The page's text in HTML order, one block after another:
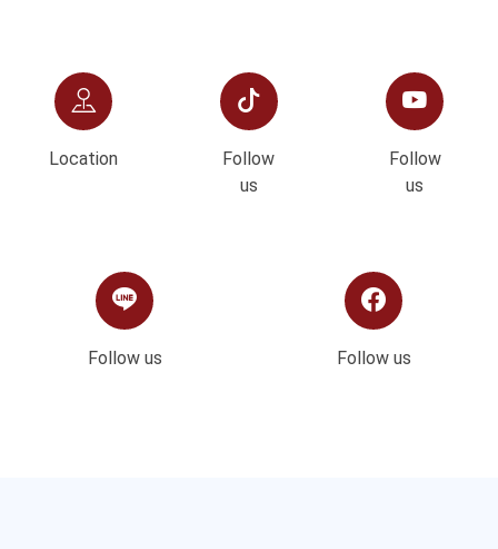
Location
Follow
us
Follow
us
Follow us Follow us